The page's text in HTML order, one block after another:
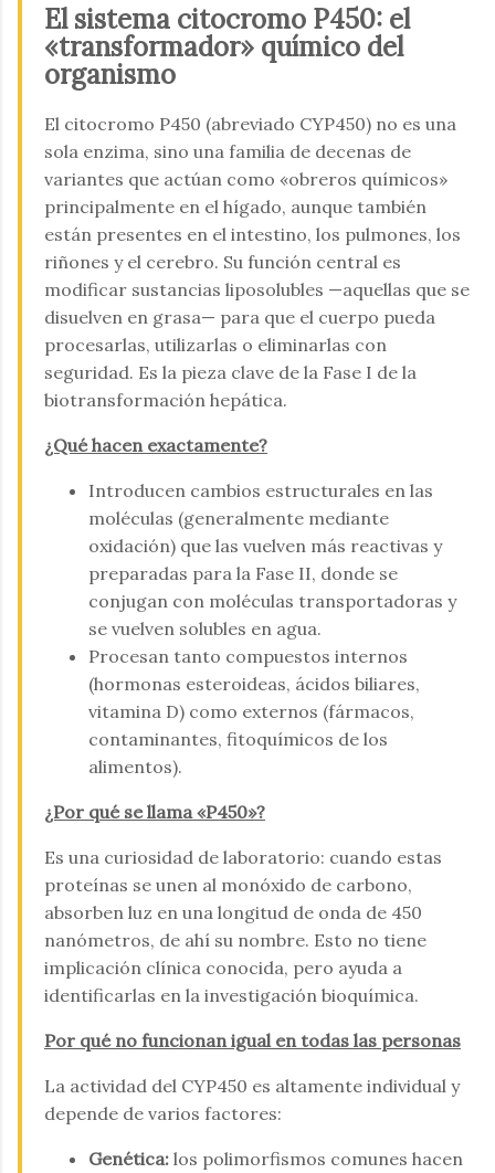
El sistema citocromo P450: el
«transformador» químico del
organismo
El citocromo P450 (abreviado CYP450) no es una
sola enzima, sino una familia de decenas de
variantes que actúan como «obreros químicos»
principalmente en el hígado, aunque también
están presentes en el intestino, los pulmones, los
riñones y el cerebro. Su función central es
modificar sustancias liposolubles —aquellas que se
disuelven en grasa— para que el cuerpo pueda
procesarlas, utilizarlas o eliminarlas con
seguridad. Es la pieza clave de la Fase I de la
biotransformación hepática.
¿Qué hacen exactamente?
Introducen cambios estructurales en las
moléculas (generalmente mediante
oxidación) que las vuelven más reactivas y
preparadas para la Fase II, donde se
conjugan con moléculas transportadoras y
se vuelven solubles en agua.
Procesan tanto compuestos internos
(hormonas esteroideas, ácidos biliares,
vitamina D) como externos (fármacos,
contaminantes, fitoquímicos de los
alimentos).
¿Por qué se llama «P450»?
Es una curiosidad de laboratorio: cuando estas
proteínas se unen al monóxido de carbono,
absorben luz en una longitud de onda de 450
nanómetros, de ahí su nombre. Esto no tiene
implicación clínica conocida, pero ayuda a
identificarlas en la investigación bioquímica.
Por qué no funcionan igual en todas las personas
La actividad del CYP450 es altamente individual y
depende de varios factores:
Genética: los polimorfismos comunes hacen